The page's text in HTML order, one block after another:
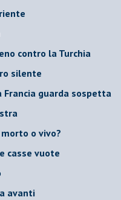
contro la Turchia
silente
guarda sospetta
o vivo?
casse vuote
avanti